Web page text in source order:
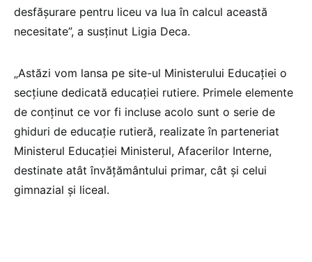
desfășurare pentru liceu va lua în calcul această
necesitate”, a susținut Ligia Deca.
„Astăzi vom lansa pe site-ul Ministerului Educației o
secțiune dedicată educației rutiere. Primele elemente
de conținut ce vor fi incluse acolo sunt o serie de
ghiduri de educație rutieră, realizate în parteneriat
Ministerul Educației Ministerul, Afacerilor Interne,
destinate atât învățământului primar, cât și celui
gimnazial și liceal.